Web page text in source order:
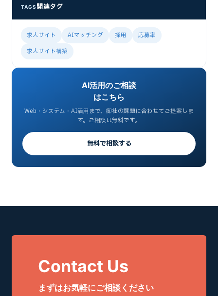
TAGS 関連タグ
求人サイト AIマッチング 採用
応募率
求人サイト構築
AI活用のご相談
はこちら
Web・システム・AI活用まで、御社の課題に合わせてご提案しま
す。ご相談は無料です。
無料で相談する
Contact Us
まずはお気軽にご相談ください